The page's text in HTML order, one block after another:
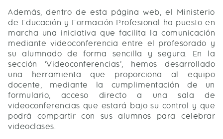
Además, dentro de esta página web, el Ministerio
de Educación y Formación Profesional ha puesto en
marcha una iniciativa que facilita la comunicación
mediante videoconferencia entre el profesorado y
su alumnado de forma sencilla y segura. En la
sección ‘Videoconferencias’, hemos desarrollado
una herramienta que proporciona al equipo
docente, mediante la cumplimentación de un
formulario, acceso directo a una sala de
videoconferencias que estará bajo su control y que
podrá compartir con sus alumnos para celebrar
videoclases.